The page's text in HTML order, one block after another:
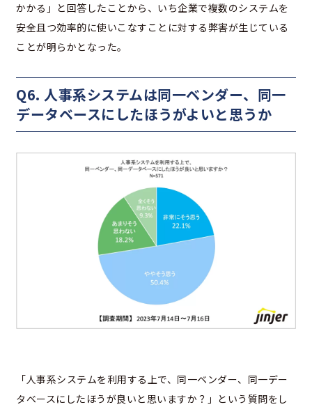
かかる」と回答したことから、いち企業で複数のシステムを
安全且つ効率的に使いこなすことに対する弊害が生じている
ことが明らかとなった。
Q6. 人事系システムは同一ベンダー、同一
データベースにしたほうがよいと思うか
「人事系システムを利用する上で、同一ベンダー、同一デー
タベースにしたほうが良いと思いますか？」という質問をし